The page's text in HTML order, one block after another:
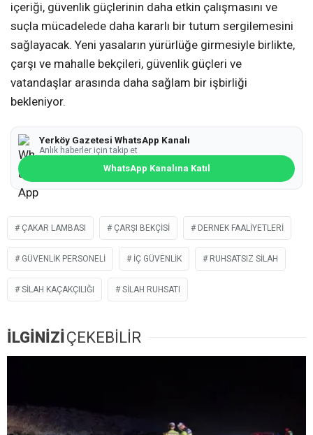
içeriği, güvenlik güçlerinin daha etkin çalışmasını ve
suçla mücadelede daha kararlı bir tutum sergilemesini
sağlayacak. Yeni yasaların yürürlüğe girmesiyle birlikte,
çarşı ve mahalle bekçileri, güvenlik güçleri ve
vatandaşlar arasında daha sağlam bir işbirliği
bekleniyor.
Yerköy Gazetesi WhatsApp Kanalı
Anlık haberler için takip et
WhatsApp Kanalına Katıl
ÇAKAR LAMBASI ÇARŞI BEKÇISI DERNEK FAALIYETLERI
GÜVENLIK PERSONELI İÇ GÜVENLIK RUHSATSIZ SILAH
SILAH KAÇAKÇILIĞI SILAH RUHSATI
İLGİNİZİÇEKEBİLİR